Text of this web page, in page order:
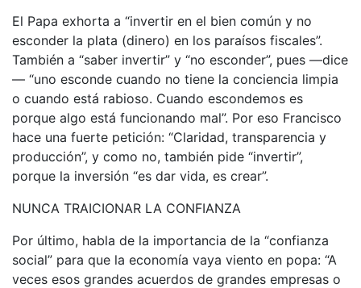
El Papa exhorta a “invertir en el bien común y no
esconder la plata (dinero) en los paraísos fiscales”.
También a “saber invertir” y “no esconder”, pues —dice
— “uno esconde cuando no tiene la conciencia limpia
o cuando está rabioso. Cuando escondemos es
porque algo está funcionando mal”. Por eso Francisco
hace una fuerte petición: “Claridad, transparencia y
producción”, y como no, también pide “invertir”,
porque la inversión “es dar vida, es crear”.
NUNCA TRAICIONAR LA CONFIANZA
Por último, habla de la importancia de la “confianza
social” para que la economía vaya viento en popa: “A
veces esos grandes acuerdos de grandes empresas o